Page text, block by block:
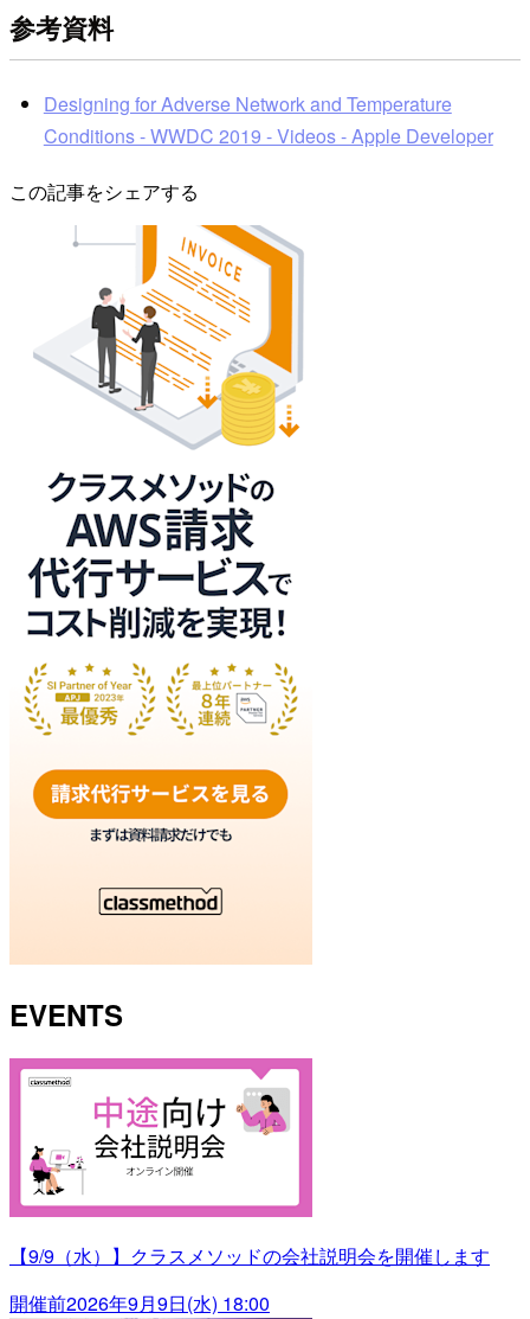
参考資料
Designing for Adverse Network and Temperature
Conditions - WWDC 2019 - Videos - Apple Developer
この記事をシェアする
EVENTS
【9/9（水）】クラスメソッドの会社説明会を開催します
開催前2026年9月9日(水) 18:00